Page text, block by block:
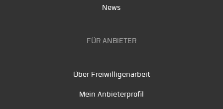
News
FÜR ANBIETER
Über Freiwilligenarbeit
Mein Anbieterprofil